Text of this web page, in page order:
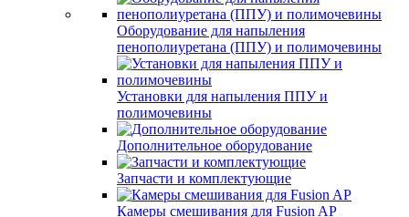
Оборудование для напыления
пенополиуретана (ППУ) и полимочевины
Установки для напыления ППУ и
полимочевины
Дополнительное оборудование
Запчасти и комплектующие
Камеры смешивания для Fusion AP